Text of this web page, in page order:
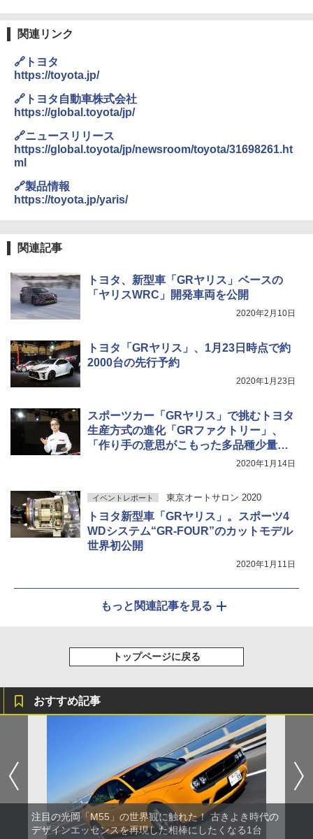
関連リンク
🔗トヨタ
https://toyota.jp/
🔗トヨタ自動車株式会社
https://global.toyota/jp/
🔗ニュースリリース
https://global.toyota/jp/newsroom/toyota/31698261.ht
ml
🔗製品情報
https://toyota.jp/yaris/
関連記事
トヨタ、新型車「GRヤリス」ベースの
「ヤリスWRC」開発車両を公開
2020年2月10日
トヨタ「GRヤリス」、1月23日時点で約
2000台の先行予約
2020年1月23日
スポーツカー「GRヤリス」で挑むトヨタ
生産方式の進化「GRファクトリー」、
「作り手の意思がこもった多品種少量生
2020年1月14日
イベントレポート 東京オートサロン 2020
トヨタ新型車「GRヤリス」。スポーツ4
WDシステム“GR-FOUR”のカットモデル
世界初公開
2020年1月11日
もっと関連記事を見る
トップページに戻る
おすすめ記事
注目の光岡「M55」の世界観に触れた！ 古きよき時代の
デザインエッセンスを再現した相棒にしたくなる1台